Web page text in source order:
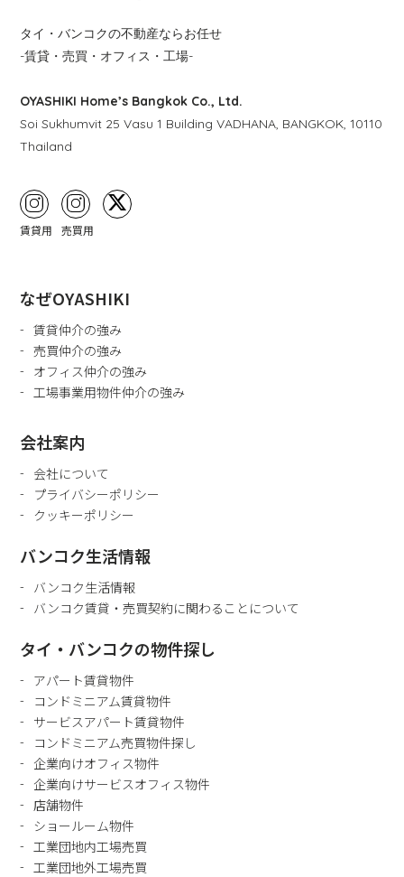
タイ・バンコクの不動産ならお任せ
-賃貸・売買・オフィス・工場-
OYASHIKI Home’s Bangkok Co., Ltd.
Soi Sukhumvit 25 Vasu 1 Building VADHANA, BANGKOK, 10110
Thailand
賃貸用 売買用
なぜOYASHIKI
賃貸仲介の強み
売買仲介の強み
オフィス仲介の強み
工場事業用物件仲介の強み
会社案内
会社について
プライバシーポリシー
クッキーポリシー
バンコク生活情報
バンコク生活情報
バンコク賃貸・売買契約に関わることについて
タイ・バンコクの物件探し
アパート賃貸物件
コンドミニアム賃貸物件
サービスアパート賃貸物件
コンドミニアム売買物件探し
企業向けオフィス物件
企業向けサービスオフィス物件
店舗物件
ショールーム物件
工業団地内工場売買
工業団地外工場売買